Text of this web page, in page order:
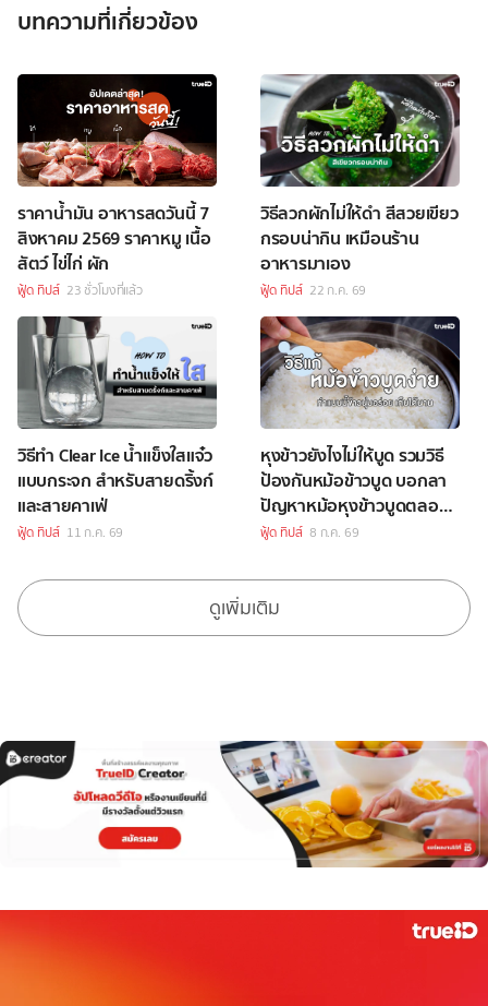
บทความที่เกี่ยวข้อง
ราคาน้ำมัน อาหารสดวันนี้ 7
สิงหาคม 2569 ราคาหมู เนื้อ
สัตว์ ไข่ไก่ ผัก
ฟู้ด ทิปส์ 23 ชั่วโมงที่แล้ว
วิธีลวกผักไม่ให้ดำ สีสวยเขียว
กรอบน่ากิน เหมือนร้าน
อาหารมาเอง
ฟู้ด ทิปส์ 22 ก.ค. 69
วิธีทำ Clear Ice น้ำแข็งใสแจ๋ว
แบบกระจก สำหรับสายดริ้งก์
และสายคาเฟ่
ฟู้ด ทิปส์ 11 ก.ค. 69
หุงข้าวยังไงไม่ให้บูด รวมวิธี
ป้องกันหม้อข้าวบูด บอกลา
ปัญหาหม้อหุงข้าวบูดตลอด
ไปได้เลย
ฟู้ด ทิปส์ 8 ก.ค. 69
ดูเพิ่มเติม